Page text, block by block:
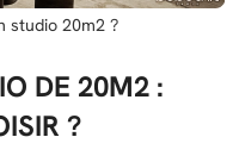
studio 20m2 ?
DE 20M2 :
?